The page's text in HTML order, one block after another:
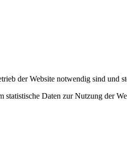
der Website notwendig sind und
Daten zur Nutzung der